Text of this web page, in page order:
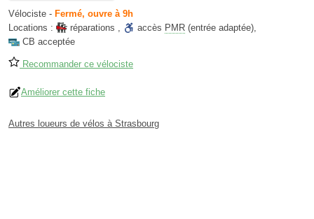
Vélociste - Fermé, ouvre à 9h
Locations :
réparations , accès PMR (entrée adaptée),
CB acceptée
Recommander ce vélociste
Améliorer cette fiche
Autres loueurs de vélos à Strasbourg